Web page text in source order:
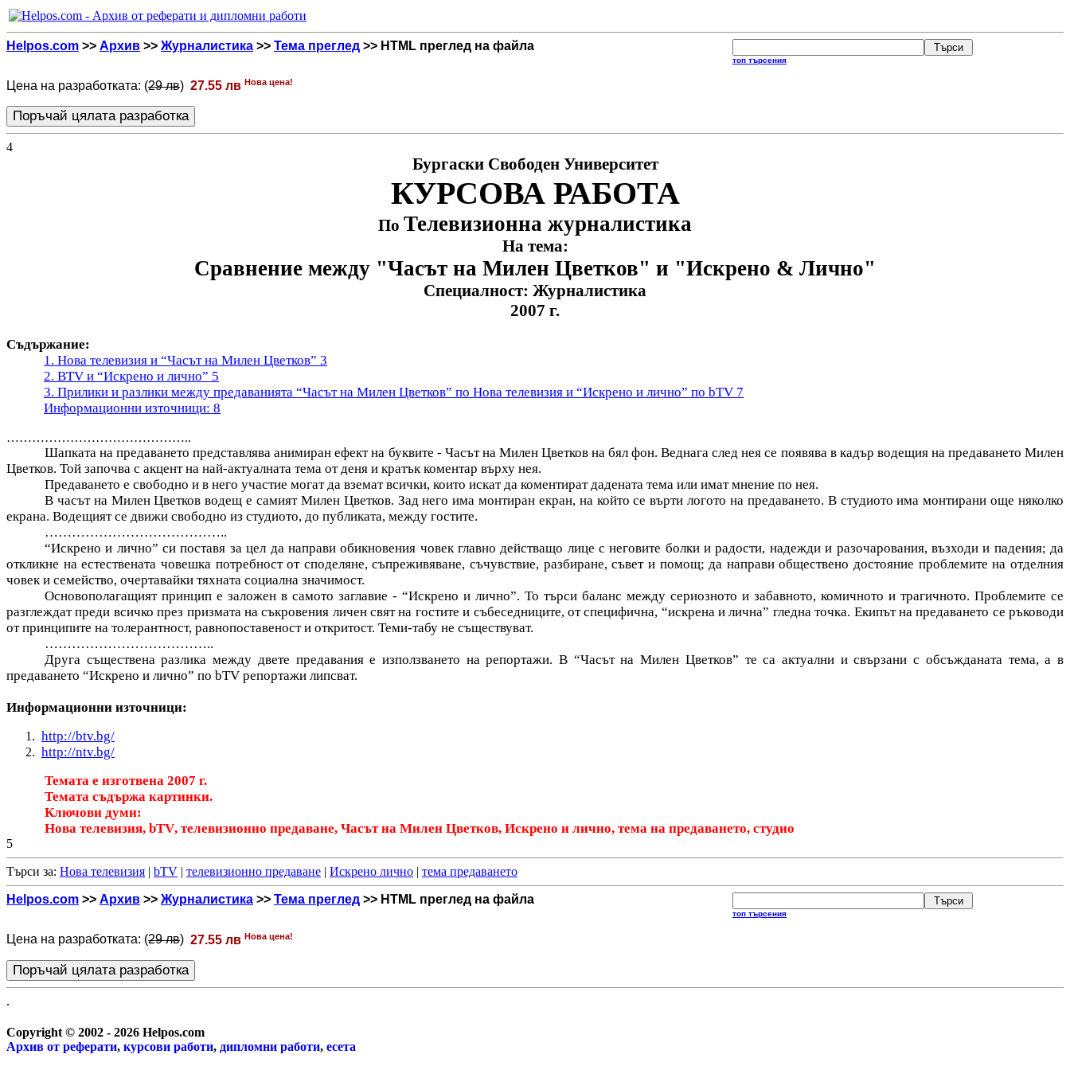
Helpos.com >> Архив >> Журналистика >> Тема преглед >> HTML преглед на файла
топ търсения
Цена на разработката: (29 лв) 27.55 лв Нова цена!
4
Бургаски Свободен Университет
КУРСОВА РАБОТА
По Телевизионна журналистика
На тема:
Сравнение между "Часът на Милен Цветков" и "Искрено & Лично"
Специалност: Журналистика
2007 г.
Съдържание:
1. Нова телевизия и “Часът на Милен Цветков” 3
2. BTV и “Искрено и лично” 5
3. Прилики и разлики между предаванията “Часът на Милен Цветков” по Нова телевизия и “Искрено и лично” по bTV 7
Информационни източници: 8
……………………………………..
Шапката на предаването представлява анимиран ефект на буквите - Часът на Милен Цветков на бял фон. Веднага след нея се появява в кадър водещия на предаването Милен
Цветков. Той започва с акцент на най-актуалната тема от деня и кратък коментар върху нея.
Предаването е свободно и в него участие могат да вземат всички, които искат да коментират дадената тема или имат мнение по нея.
В часът на Милен Цветков водещ е самият Милен Цветков. Зад него има монтиран екран, на който се върти логото на предаването. В студиото има монтирани още няколко
екрана. Водещият се движи свободно из студиото, до публиката, между гостите.
…………………………………..
“Искрено и лично” си поставя за цел да направи обикновения човек главно действащо лице с неговите болки и радости, надежди и разочарования, възходи и падения; да
откликне на естествената човешка потребност от споделяне, съпреживяване, съчувствие, разбиране, съвет и помощ; да направи обществено достояние проблемите на отделния
човек и семейство, очертавайки тяхната социална значимост.
Основополагащият принцип е заложен в самото заглавие - “Искрено и лично”. То търси баланс между сериозното и забавното, комичното и трагичното. Проблемите се
разглеждат преди всичко през призмата на съкровения личен свят на гостите и събеседниците, от специфична, “искрена и лична” гледна точка. Екипът на предаването се ръководи
от принципите на толерантност, равнопоставеност и откритост. Теми-табу не съществуват.
………………………………..
Друга съществена разлика между двете предавания е използването на репортажи. В “Часът на Милен Цветков” те са актуални и свързани с обсъжданата тема, а в
предаването “Искрено и лично” по bTV репортажи липсват.
Информационни източници:
http://btv.bg/
http://ntv.bg/
Темата е изготвена 2007 г.
Темата съдържа картинки.
Ключови думи:
Нова телевизия, bTV, телевизионно предаване, Часът на Милен Цветков, Искрено и лично, тема на предаването, студио
5
Търси за: Нова телевизия | bTV | телевизионно предаване | Искрено лично | тема предаването
Helpos.com >> Архив >> Журналистика >> Тема преглед >> HTML преглед на файла
топ търсения
Цена на разработката: (29 лв) 27.55 лв Нова цена!
.
Copyright © 2002 - 2026 Helpos.com
Архив от реферати, курсови работи, дипломни работи, есета